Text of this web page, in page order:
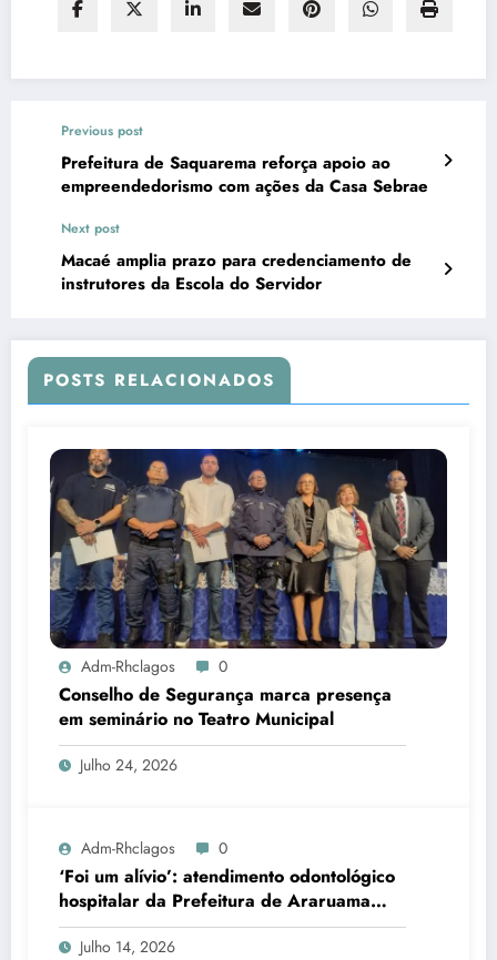
Previous post
Prefeitura de Saquarema reforça apoio ao
empreendedorismo com ações da Casa Sebrae
Next post
Macaé amplia prazo para credenciamento de
instrutores da Escola do Servidor
POSTS RELACIONADOS
Adm-Rhclagos 0
Conselho de Segurança marca presença
em seminário no Teatro Municipal
Julho 24, 2026
Adm-Rhclagos 0
‘Foi um alívio’: atendimento odontológico
hospitalar da Prefeitura de Araruama
transforma rotina de famílias atípicas
Julho 14, 2026